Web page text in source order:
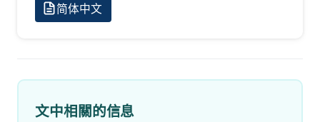
文中相關的信息
简体中文